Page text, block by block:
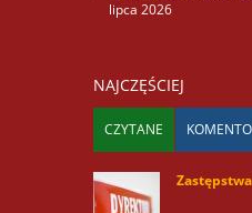
lipca 2026
NAJCZĘŚCIEJ
CZYTANE
Zastępstwa